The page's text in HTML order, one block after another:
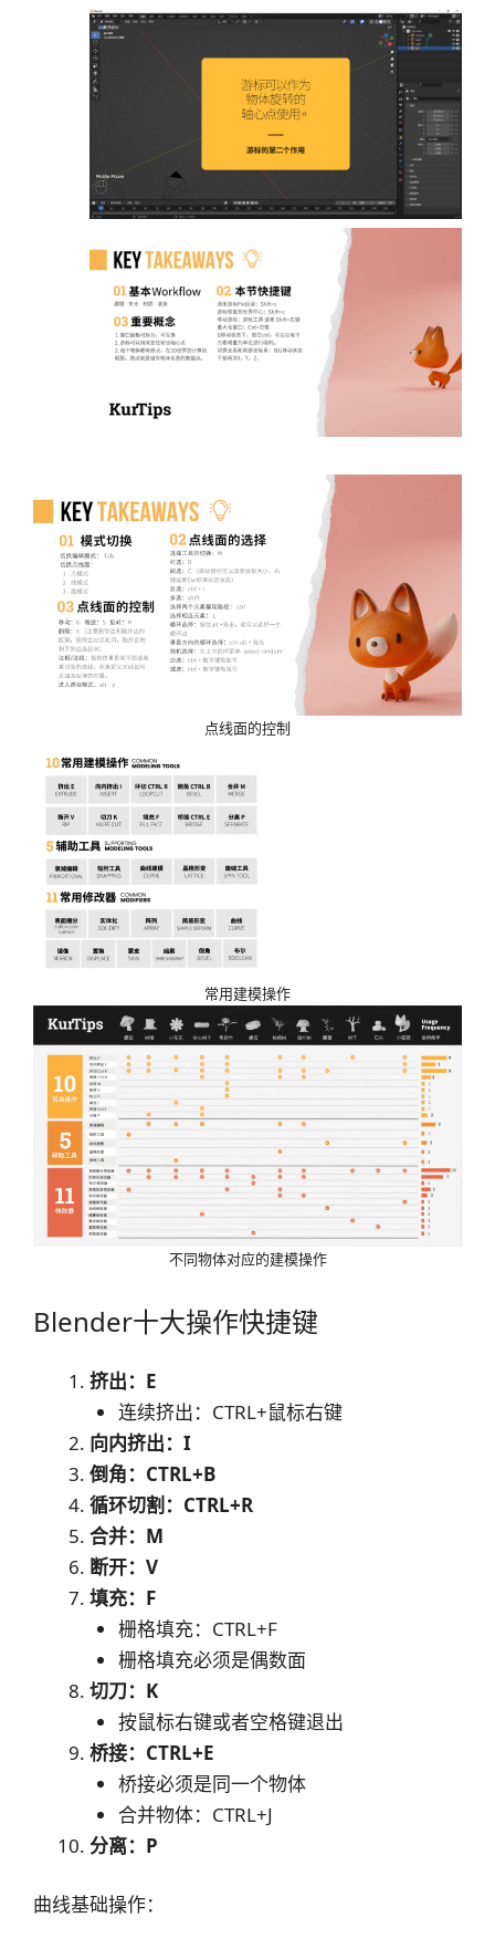
点线面的控制
常用建模操作
不同物体对应的建模操作
Blender十大操作快捷键
挤出：E
连续挤出：CTRL+鼠标右键
向内挤出：I
倒角：CTRL+B
循环切割：CTRL+R
合并：M
断开：V
填充：F
栅格填充：CTRL+F
栅格填充必须是偶数面
切刀：K
按鼠标右键或者空格键退出
桥接：CTRL+E
桥接必须是同一个物体
合并物体：CTRL+J
分离：P
曲线基础操作：